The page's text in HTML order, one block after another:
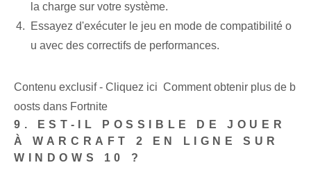
la charge sur votre système.
Essayez d'exécuter le jeu en mode de compatibilité o
u avec des correctifs de performances.
Contenu exclusif - Cliquez ici Comment obtenir plus de b
oosts dans Fortnite
9. EST-IL POSSIBLE DE JOUER
À WARCRAFT 2 EN LIGNE SUR
WINDOWS 10 ?